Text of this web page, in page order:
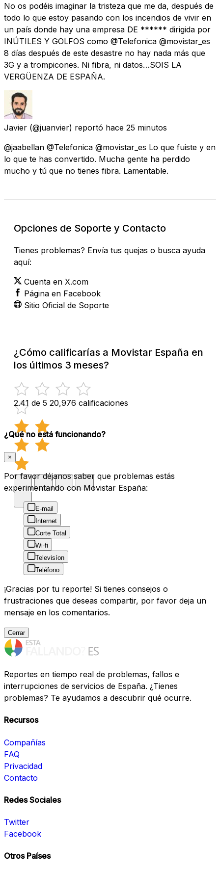
No os podéis imaginar la tristeza que me da, después de
todo lo que estoy pasando con los incendios de vivir en
un país donde hay una empresa DE ****** dirigida por
INÚTILES Y GOLFOS como @Telefonica @movistar_es
8 días después de este desastre no hay nada más que
3G y a trompicones. Ni fibra, ni datos…SOIS LA
VERGÜENZA DE ESPAÑA.
Javier (@juanvier) reportó hace 25 minutos
@jaabellan @Telefonica @movistar_es Lo que fuiste y en
lo que te has convertido. Mucha gente ha perdido
mucho y tú que no tienes fibra. Lamentable.
Opciones de Soporte y Contacto
Tienes problemas? Envía tus quejas o busca ayuda
aquí:
Cuenta en X.com
Página en Facebook
Sitio Oficial de Soporte
¿Cómo calificarías a Movistar España en
los últimos 3 meses?
2.41 de 5 20,976 calificaciones
¿Qué no está funcionando?
×
Por favor déjanos saber que problemas estás
experimentando con Movistar España:
E-mail
Internet
Corte Total
Wi-fi
Televisíon
Teléfono
¡Gracias por tu reporte! Si tienes consejos o
frustraciones que deseas compartir, por favor deja un
mensaje en los comentarios.
Cerrar
Reportes en tiempo real de problemas, fallos e
interrupciones de servicios de España. ¿Tienes
problemas? Te ayudamos a descubrir qué ocurre.
Recursos
Compañías
FAQ
Privacidad
Contacto
Redes Sociales
Twitter
Facebook
Otros Países